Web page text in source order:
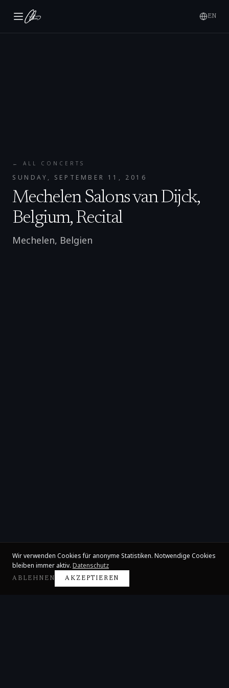
EN
← ALL CONCERTS
SUNDAY, SEPTEMBER 11, 2016
Mechelen Salons van Dijck,
Belgium, Recital
Mechelen, Belgien
Wir verwenden Cookies für anonyme Statistiken. Notwendige Cookies
bleiben immer aktiv. Datenschutz
ABLEHNEN AKZEPTIEREN